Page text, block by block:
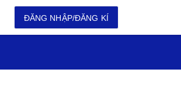
ĐĂNG NHẬP/ĐĂNG KÍ